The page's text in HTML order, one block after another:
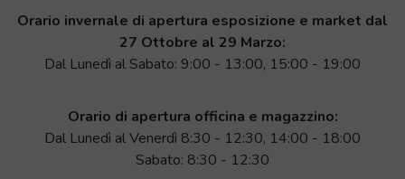
Orario invernale di apertura esposizione e market dal
27 Ottobre al 29 Marzo:
Dal Lunedì al Sabato: 9:00 - 13:00, 15:00 - 19:00
Orario di apertura officina e magazzino:
Dal Lunedì al Venerdì 8:30 - 12:30, 14:00 - 18:00
Sabato: 8:30 - 12:30